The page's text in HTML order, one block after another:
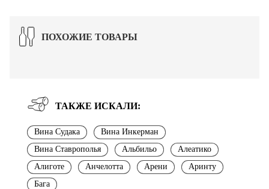
ПОХОЖИЕ ТОВАРЫ
ТАКЖЕ ИСКАЛИ:
Вина Судака
Вина Инкерман
Вина Ставрополья
Альбильо
Алеатико
Алиготе
Анчелотта Арени
Аринту
Бага